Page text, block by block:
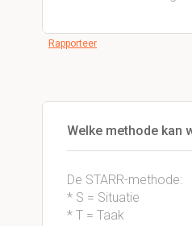
Rapporteer
Welke methode kan
De STARR-methode:
* S = Situatie
* T = Taak